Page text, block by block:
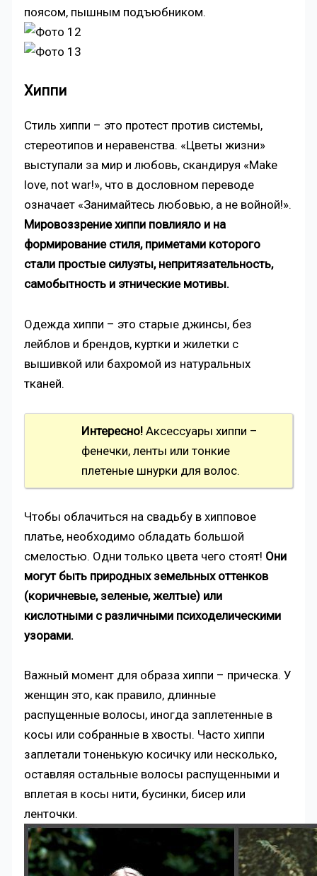
поясом, пышным подъюбником.
Хиппи
Стиль хиппи – это протест против системы,
стереотипов и неравенства. «Цветы жизни»
выступали за мир и любовь, скандируя «Make
love, not war!», что в дословном переводе
означает «Занимайтесь любовью, а не войной!».
Мировоззрение хиппи повлияло и на
формирование стиля, приметами которого
стали простые силуэты, непритязательность,
самобытность и этнические мотивы.
Одежда хиппи – это старые джинсы, без
лейблов и брендов, куртки и жилетки с
вышивкой или бахромой из натуральных
тканей.
Интересно! Аксессуары хиппи –
фенечки, ленты или тонкие
плетеные шнурки для волос.
Чтобы облачиться на свадьбу в хипповое
платье, необходимо обладать большой
смелостью. Одни только цвета чего стоят! Они
могут быть природных земельных оттенков
(коричневые, зеленые, желтые) или
кислотными с различными психоделическими
узорами.
Важный момент для образа хиппи – прическа. У
женщин это, как правило, длинные
распущенные волосы, иногда заплетенные в
косы или собранные в хвосты. Часто хиппи
заплетали тоненькую косичку или несколько,
оставляя остальные волосы распущенными и
вплетая в косы нити, бусинки, бисер или
ленточки.